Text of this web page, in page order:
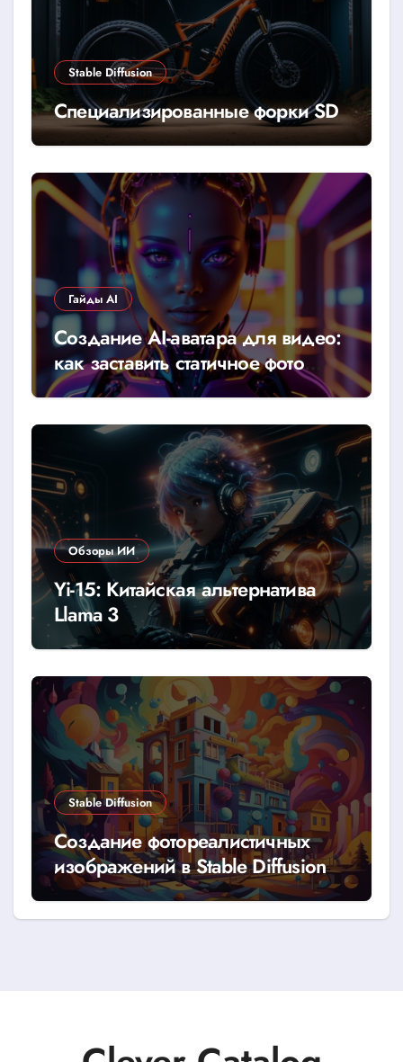
Stable Diffusion
Специализированные форки SD
Гайды AI
Создание AI-аватара для видео:
как заставить статичное фото
говорить
Обзоры ИИ
Yi-15: Китайская альтернатива
Llama 3
Stable Diffusion
Создание фотореалистичных
изображений в Stable Diffusion